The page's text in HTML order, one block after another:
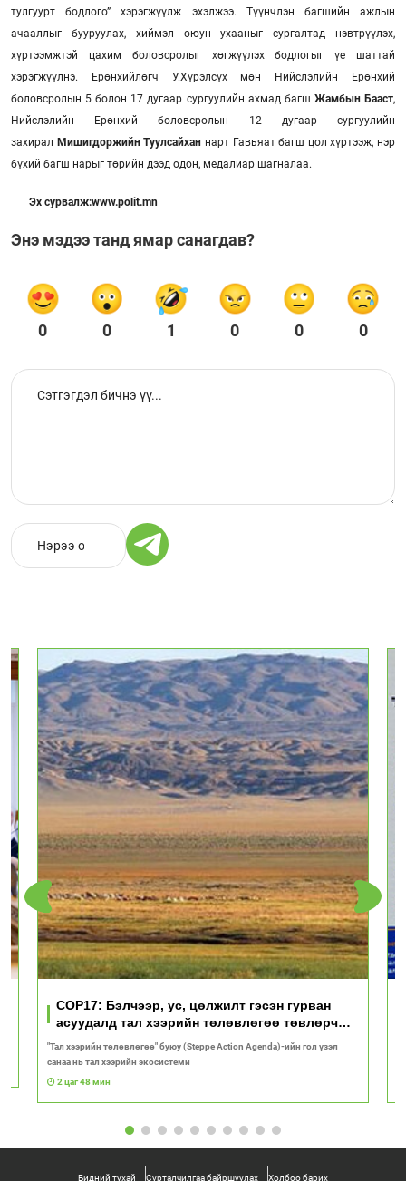
тулгуурт бодлого” хэрэгжүүлж эхэлжээ. Түүнчлэн багшийн ажлын
ачааллыг бууруулах, хиймэл оюун ухааныг сургалтад нэвтрүүлэх,
хүртээмжтэй цахим боловсролыг хөгжүүлэх бодлогыг үе шаттай
хэрэгжүүлнэ. Ерөнхийлөгч У.Хүрэлсүх мөн Нийслэлийн Ерөнхий
боловсролын 5 болон 17 дугаар сургуулийн ахмад багш Жамбын Бааст,
Нийслэлийн Ерөнхий боловсролын 12 дугаар сургуулийн
захирал Мишигдоржийн Туулсайхан нарт Гавьяат багш цол хүртээж, нэр
бүхий багш нарыг төрийн дээд одон, медалиар шагналаа.
Эх сурвалж:www.polit.mn
Энэ мэдээ танд ямар санагдав?
0 0 1 0 0 0
COP17: Бэлчээр, ус, цөлжилт гэсэн гурван
асуудалд тал хээрийн төлөвлөгөө төвлөрч
байна
"Тал хээрийн төлөвлөгөө" буюу (Steppe Action Agenda)-ийн гол үзэл
санаа нь тал хээрийн экосистеми
2 цаг 48 мин
Бидний тухай Сурталчилгаа байршуулах Холбоо барих